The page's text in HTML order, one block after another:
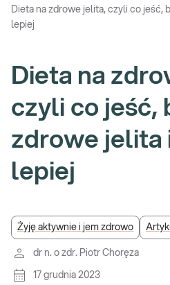
Dieta na zdrowe jelita, czyli co jeść,
lepiej
Dieta na
czyli co jeść,
zdrowe jelita
lepiej
Żyję aktywnie i jem zdrowo
dr n. o zdr. Piotr Choręza
17 grudnia 2023